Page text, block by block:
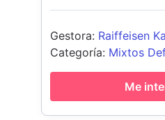
Gestora: Raiffeisen
Categoría: Mixtos
Global
Me